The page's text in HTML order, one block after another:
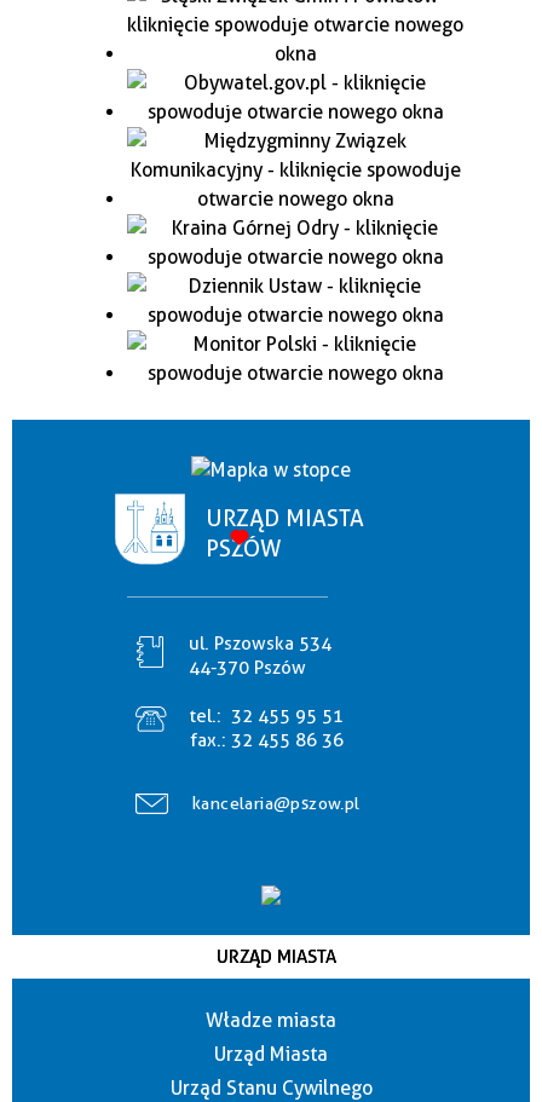
URZĄD MIASTA
PSZÓW
ul. Pszowska 534
44-370 Pszów
tel.: 32 455 95 51
fax.: 32 455 86 36
kancelaria@pszow.pl
URZĄD MIASTA
Władze miasta
Urząd Miasta
Urząd Stanu Cywilnego